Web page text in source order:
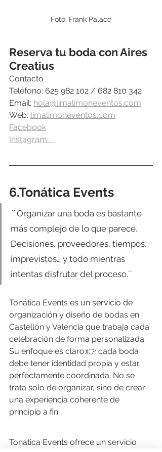
Foto: Frank Palace
Reserva tu boda con Aires
Creatius
Contacto
Teléfono: 625 982 102 / 682 810 342
Email: hola@limalimoneventos.com
Web: limalimoneventos.com
Facebook
Instagram
6.Tonática Events
`` Organizar una boda es bastante
más complejo de lo que parece.
Decisiones, proveedores, tiempos,
imprevistos… y todo mientras
intentas disfrutar del proceso.´´
Tonática Events es un servicio de
organización y diseño de bodas en
Castellón y Valencia que trabaja cada
celebración de forma personalizada.
Su enfoque es claro:👉 cada boda
debe tener identidad propia y estar
perfectamente coordinada. No se
trata solo de organizar, sino de crear
una experiencia coherente de
principio a fin.
Tonática Events ofrece un servicio